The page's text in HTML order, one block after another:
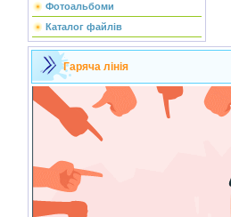
Фотоальбоми
Каталог файлів
Гаряча лінія